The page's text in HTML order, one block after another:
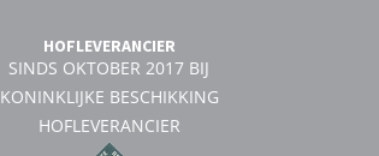
HOFLEVERANCIER
SINDS OKTOBER 2017 BIJ
KONINKLIJKE BESCHIKKING
HOFLEVERANCIER